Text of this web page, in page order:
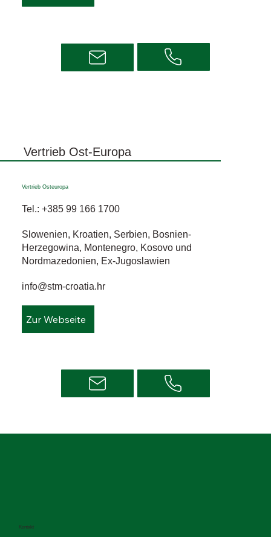
Vertrieb Ost-Europa
Vertrieb Osteuropa
Tel.: +385 99 166 1700
Slowenien, Kroatien, Serbien, Bosnien-
Herzegowina, Montenegro, Kosovo und
Nordmazedonien, Ex-Jugoslawien
info@stm-croatia.hr
Zur Webseite
Kontakt